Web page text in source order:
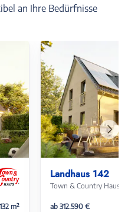
an Ihre Bedürfnisse
132 m²
Landhaus 142
ab 312.590 €
Haus